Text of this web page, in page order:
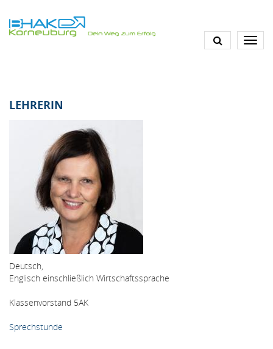
zum
Inhalt
LEHRERIN
Deutsch,
Englisch einschließlich Wirtschaftssprache
Klassenvorstand 5AK
Sprechstunde